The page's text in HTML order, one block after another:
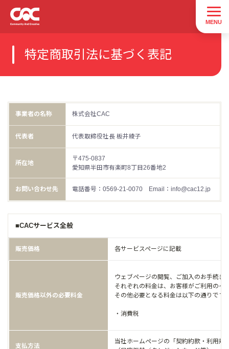
特定商取引法に基づく表記
事業者の名称 株式会社CAC
代表者 代表取締役社長 板井綾子
所在地
〒475-0837
愛知県半田市有楽町8丁目26番地2
お問い合わせ先 電話番号：0569-21-0070 Email：info@cac12.jp
■CACサービス全般
販売価格 各サービスページに記載
販売価格以外の必要料金
ウェブページの閲覧、ご加入のお手続
それぞれの料金は、お客様がご利用のイ
その他必要となる料金は以下の通りです
・消費税
支払方法
当社ホームページの「契約約款・利用規